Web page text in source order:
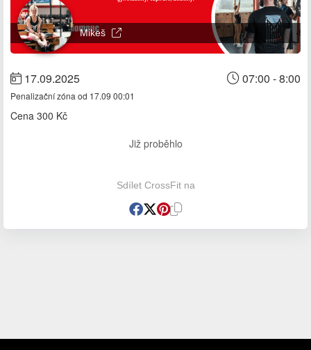
Mikeš
17.09.2025 07:00 - 8:00
Penalizační zóna od 17.09 00:01
Cena 300 Kč
Již proběhlo
Sdílet CrossFit na